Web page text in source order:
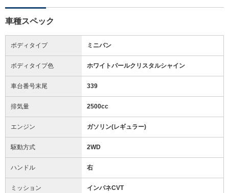
車種スペック
ボディタイプ ミニバン
ボディタイプ色 ホワイトパールクリスタルシャイン
車台番号末尾 339
排気量 2500cc
エンジン ガソリン(レギュラー)
駆動方式 2WD
ハンドル 右
ミッション インパネCVT